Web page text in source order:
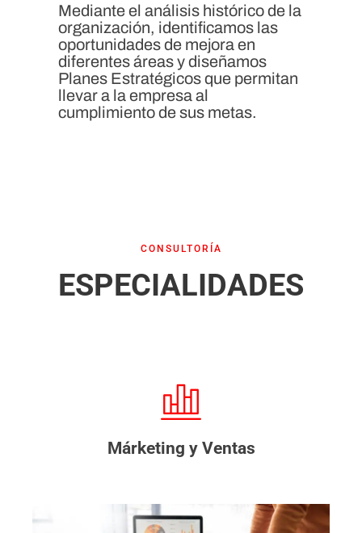
Mediante el análisis histórico de la
organización, identificamos las
oportunidades de mejora en
diferentes áreas y diseñamos
Planes Estratégicos que permitan
llevar a la empresa al
cumplimiento de sus metas.
CONSULTORÍA
ESPECIALIDADES
Márketing y Ventas